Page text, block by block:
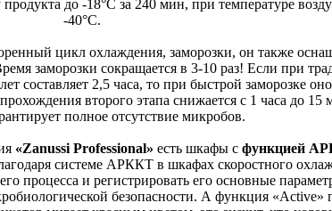
до -18°С за 240 мин, при температуре
-40°С.
цикл охлаждения, заморозки, он также
заморозки сокращается в 3-10 раз! Если при
составляет 2,5 часа, то при быстрой заморозке
второго этапа снижается с 1 часа до 15
полное отсутствие микробов.
«Zanussi Professional» есть шкафы с функцией
системе АРККТ в шкафах скоростного
процесса и регистрировать его основные
безопасности. А функция «Active»